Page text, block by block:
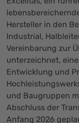
Hersteller in den
Industrial,
Vereinbarung zur
unterzeichnet,
Entwicklung und
und Baugruppen
Abschluss der
Anfang 2026